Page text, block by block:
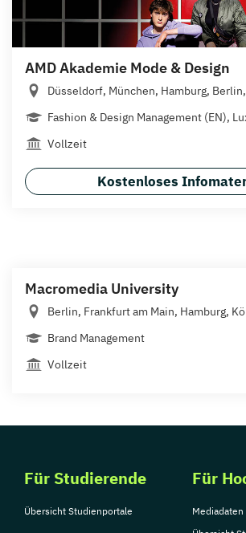
AMD Akademie Mode & Design
Düsseldorf, München, Hamburg,
Fashion & Design Management (EN),
Vollzeit
Kostenloses
Macromedia University
Berlin, Frankfurt am Main, Hamburg,
Brand Management
Vollzeit
Für Studierende
Übersicht Studienportale
Für
Mediadaten